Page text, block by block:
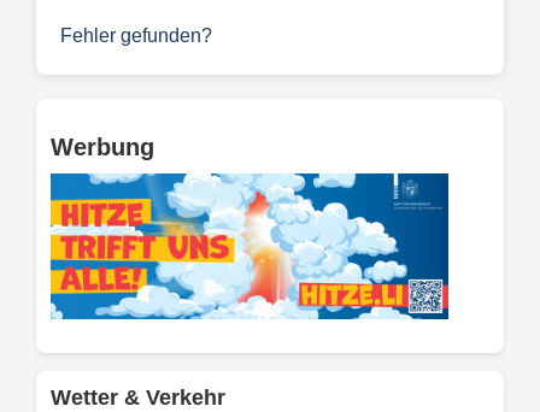
Fehler gefunden?
Werbung
Wetter & Verkehr